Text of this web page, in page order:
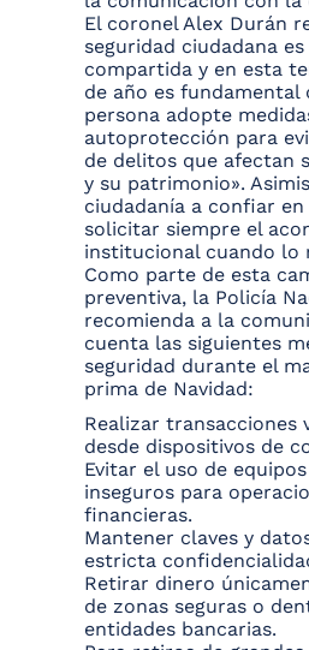
El coronel Alex Durán
seguridad ciudadana
compartida y en esta
de año es fundamental
persona adopte
autoprotección para
de delitos que afectan
y su patrimonio».
ciudadanía a confiar
solicitar siempre el
institucional cuando lo
Como parte de esta
preventiva, la Policía
recomienda a la
cuenta las siguientes
seguridad durante el
prima de Navidad:
Realizar transacciones
desde dispositivos de
Evitar el uso de
inseguros para
financieras.
Mantener claves y
estricta
Retirar dinero
de zonas seguras o
entidades bancarias.